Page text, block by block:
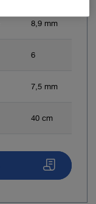
8,9 mm
6
7,5 mm
40 cm